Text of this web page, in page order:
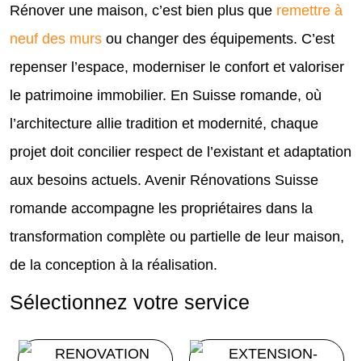
Rénover une maison, c’est bien plus que remettre à
neuf des murs ou changer des équipements. C’est
repenser l’espace, moderniser le confort et valoriser
le patrimoine immobilier. En Suisse romande, où
l’architecture allie tradition et modernité, chaque
projet doit concilier respect de l’existant et adaptation
aux besoins actuels. Avenir Rénovations Suisse
romande accompagne les propriétaires dans la
transformation complète ou partielle de leur maison,
de la conception à la réalisation.
Sélectionnez votre service